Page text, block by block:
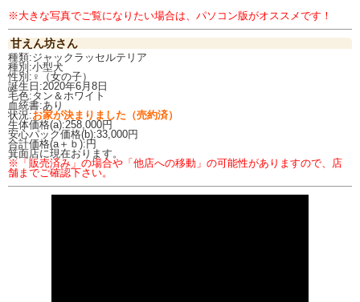
※大きな写真でご覧になりたい場合は、パソコン版がオススメです！
甘えん坊さん
種類:ジャックラッセルテリア
種別:小型犬
性別:♀（女の子）
誕生日:2020年6月8日
毛色:タン＆ホワイト
血統書:あり
状況:お家が決まりました（売約済）
生体価格(a):258,000円
安心パック価格(b):33,000円
合計価格(a＋ｂ):円
箕面店に現在おります。
※「販売済み」の場合や「他店への移動」の可能性がありますので、店
舗までご確認下さい。